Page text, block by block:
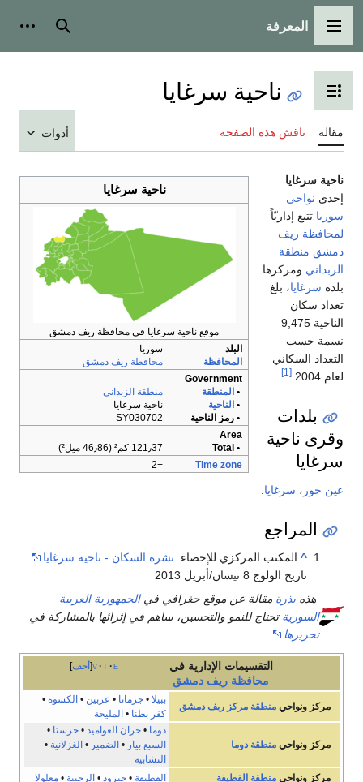
القائمة الرئيسية
المعرفة بحث
تبديل عرض جدول المحتويات
ناحية سرغايا
مقالة ناقش هذه الصفحة أدوات
ناحية سرغايا
موقع ناحية سرغايا في محافظة ريف دمشق
البلد
سوريا
المحافظة
محافظة ريف دمشق
Government
• المنطقة
منطقة الزبداني
• الناحية
ناحية سرغايا
• رمز الناحية
SY030702
Area
• Total
121٫37 كم² (46٫86 ميل²)
Time zone
+2
ناحية سرغايا
إحدى نواحي
سوريا تتبع إداريّاً
لمحافظة ريف
دمشق منطقة
الزبداني ومركزها
بلدة سرغايا، بلغ
تعداد سكان
الناحية 9,475
نسمة حسب
التعداد السكاني
لعام 2004.
[1]
بلدات
وقرى ناحية
سرغايا
عين حور ، سرغايا.
المراجع
^ المكتب المركزي للإحصاء: نشرة السكان - ناحية سرغايا
تاريخ الولوج 8 نيسان/أبريل 2013
هذه بذرة مقالة عن موقع جغرافي فيالجمهورية العربية
السورية تحتاج للنمو والتحسين، ساهم في إثرائها بالمشاركة في
تحريرها
أخف v t e
التقسيمات الإدارية في
محافظة ريف دمشق
مركز ونواحيمنطقة مركز ريف دمشق
ببيلا •جرمانا • عربين • الكسوة •
كفر بطنا • المليحة
مركز ونواحيمنطقة دوما
دوما •حران العواميد •حرستا •
السبع بيار • الضمير • الغزلانية •
النشابية
مركز ونواحيمنطقة القطيفة القطيفة •جيرود • الرحيبة •معلولا